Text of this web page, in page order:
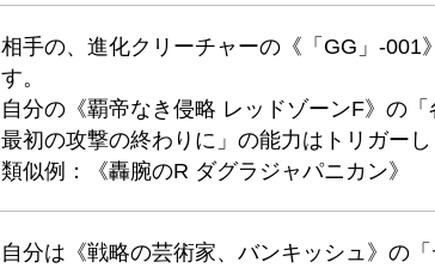
相手の、進化クリーチャーの《「GG」-001
す。
自分の《覇帝なき侵略 レッドゾーンF》の
最初の攻撃の終わりに」の能力はトリガーし
類似例：《轟腕のR ダグラジャパニカン》
自分は《戦略の芸術家、バンキッシュ》の